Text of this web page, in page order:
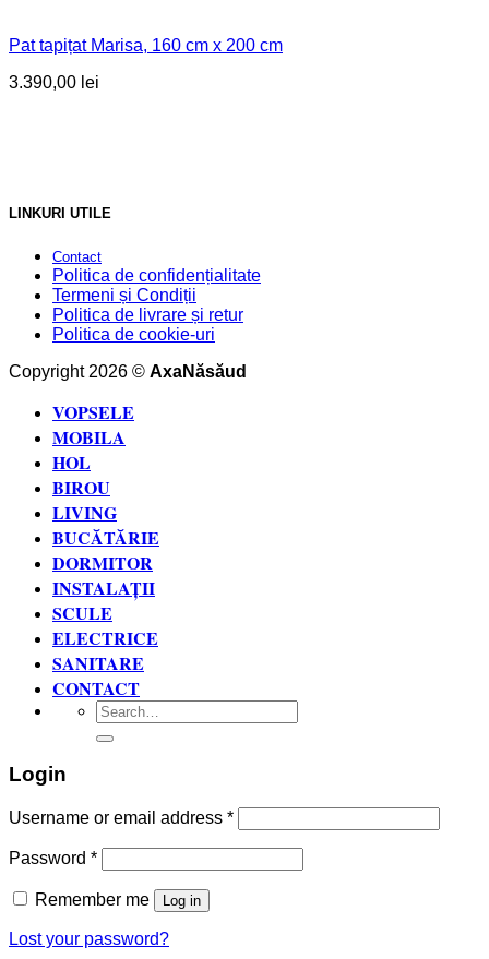
Pat tapițat Marisa, 160 cm x 200 cm
3.390,00 lei
LINKURI UTILE
Contact
Politica de confidențialitate
Termeni și Condiții
Politica de livrare și retur
Politica de cookie-uri
Copyright 2026 © AxaNăsăud
VOPSELE
MOBILA
HOL
BIROU
LIVING
BUCĂTĂRIE
DORMITOR
INSTALAȚII
SCULE
ELECTRICE
SANITARE
CONTACT
Search
for:
Login
Username or email address *
Password *
Remember me Log in
Lost your password?